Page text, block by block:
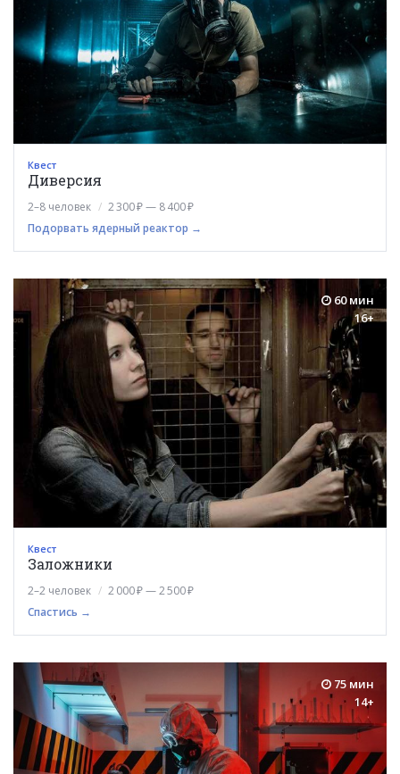
Квест
Диверсия
2–8 человек
2 300 ₽ — 8 400 ₽
Подорвать ядерный реактор →
60 мин
16+
Квест
Заложники
2–2 человек
2 000 ₽ — 2 500 ₽
Спастись →
75 мин
14+